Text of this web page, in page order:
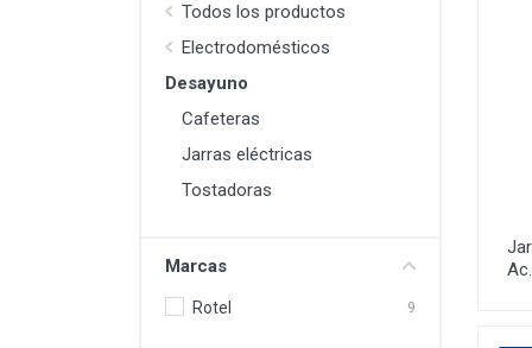
Todos los productos
Electrodomésticos
Desayuno
Cafeteras
Jarras eléctricas
Tostadoras
Marcas
Rotel 9